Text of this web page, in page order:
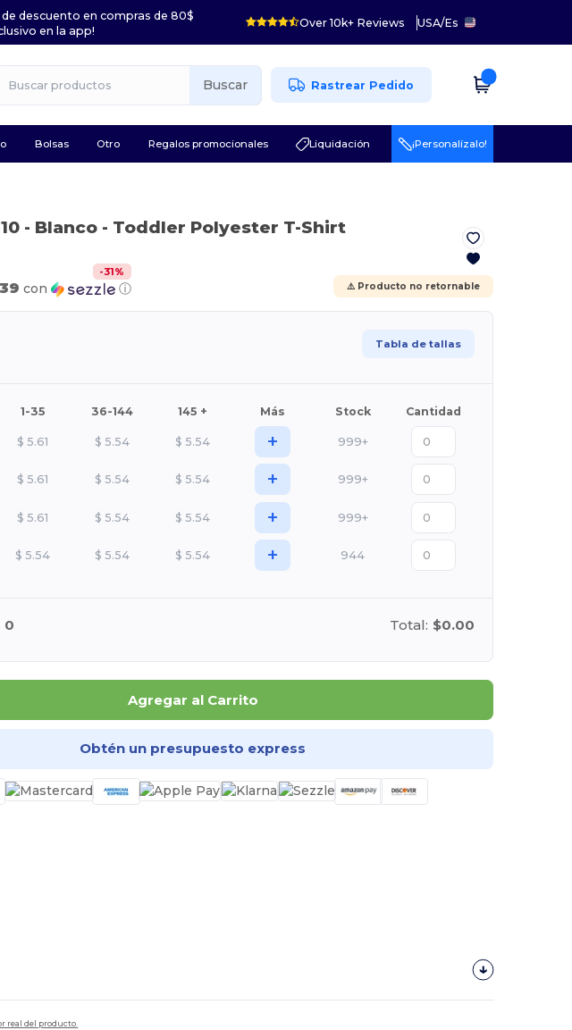
descuento en compras de 80$
en la app!
Over 10k+ Reviews USA/Es
Buscar Rastrear Pedido
Bolsas Otro Regalos promocionales Liquidación ¡Personalízalo!
- Blanco- Toddler Polyester T-Shirt
-31%
con ⓘ ⚠️ Producto no retornable
Tabla de tallas
1-35 36-144 145 + Más Stock Cantidad
$ 5.61 $ 5.54 $ 5.54 + 999+
$ 5.61 $ 5.54 $ 5.54 + 999+
$ 5.61 $ 5.54 $ 5.54 + 999+
$ 5.54 $ 5.54 $ 5.54 + 944
0 Total: $0.00
Agregar al Carrito
Obtén un presupuesto express
real del producto.